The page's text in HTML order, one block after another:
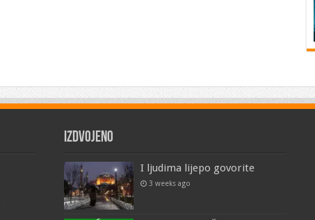
Izdvojeno
I ljudima lijepo govorite
3 weeks ago